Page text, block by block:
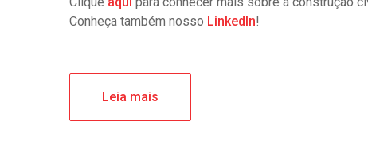
Conheça também nosso LinkedIn!
Leia mais